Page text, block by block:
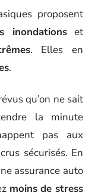
proposent
inondationset
. Elles en
.
qu’on ne sait
la minute
pas aux
sécurisés. En
assurance auto
moins de stress